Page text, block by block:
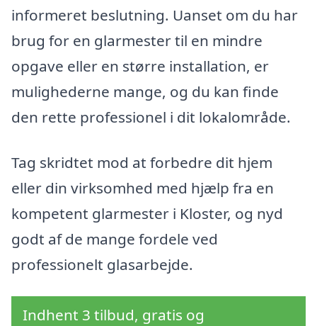
informeret beslutning. Uanset om du har
brug for en glarmester til en mindre
opgave eller en større installation, er
mulighederne mange, og du kan finde
den rette professionel i dit lokalområde.
Tag skridtet mod at forbedre dit hjem
eller din virksomhed med hjælp fra en
kompetent glarmester i Kloster, og nyd
godt af de mange fordele ved
professionelt glasarbejde.
Indhent 3 tilbud, gratis og